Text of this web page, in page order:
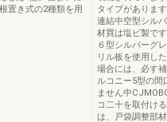
置き式の2種類を用
タイプがありま
連結中空型シル
材買は塩ビ製で
６型シルバーグ
リル板を使用し
場合には、必す
ルコニー5型の間
ません中
コ二十を取付け
は、戸袋調整部